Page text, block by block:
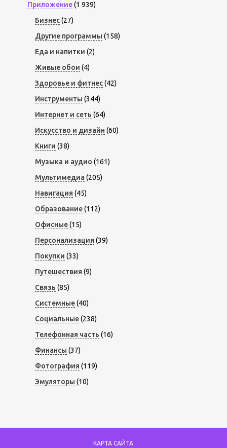
Приложение(1 939)
Бизнес(27)
Другие программы (158)
Еда и напитки (2)
Живые обои (4)
Здоровье и фитнес(42)
Инструменты (344)
Интернет и сеть (64)
Искусство и дизайн (60)
Книги (38)
Музыка и аудио (161)
Мультимедиа (205)
Навигация (45)
Образование(112)
Офисные(15)
Персонализация (39)
Покупки (33)
Путешествия (9)
Связь (85)
Системные(40)
Социальные(238)
Телефонная часть (16)
Финансы (37)
Фотография (119)
Эмуляторы (10)
КАРТА САЙТА